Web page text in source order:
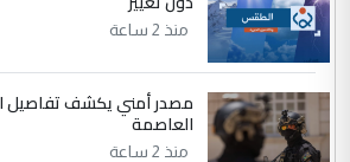
منذ 2 ساعة
مصدر أمني يكشف تفاصيل
العاصمة
منذ 2 ساعة